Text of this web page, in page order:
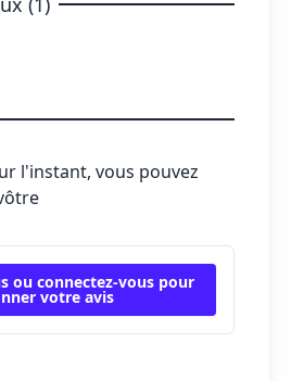
l'instant, vous pouvez
ou connectez-vous pour
votre avis